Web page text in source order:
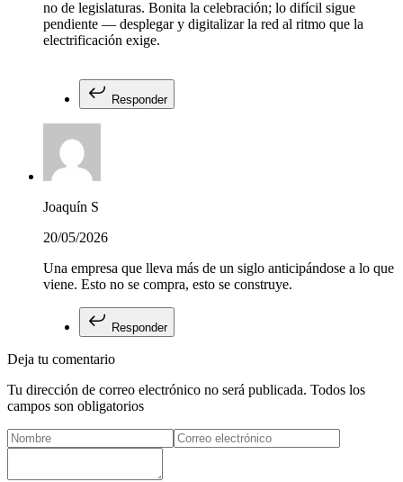
no de legislaturas. Bonita la celebración; lo difícil sigue
pendiente — desplegar y digitalizar la red al ritmo que la
electrificación exige.
Responder
Joaquín S
20/05/2026
Una empresa que lleva más de un siglo anticipándose a lo que
viene. Esto no se compra, esto se construye.
Responder
Deja tu comentario
Tu dirección de correo electrónico no será publicada. Todos los
campos son obligatorios